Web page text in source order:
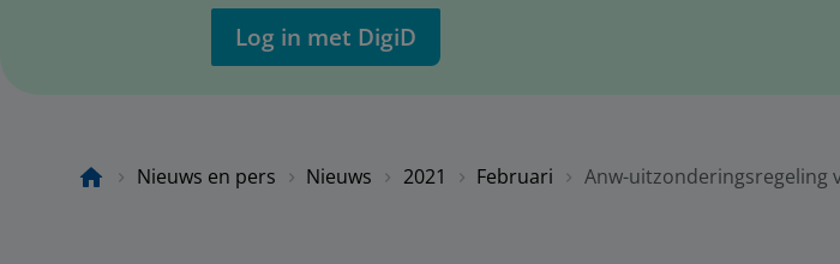
Log in met DigiD
Nieuws en pers Nieuws 2021 Februari Anw-uitzonderingsregeling